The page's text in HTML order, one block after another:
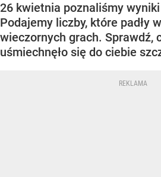
26 kwietnia poznaliśmy
Podajemy liczby, które padły
wieczornych grach. Sprawdź,
uśmiechnęło się do ciebie